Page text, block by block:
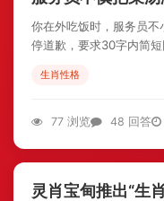
你在外吃饭时，服务员
停道歉，要求30字内简
生肖性格
77 浏览 48 回答
灵肖宝甸推出“生